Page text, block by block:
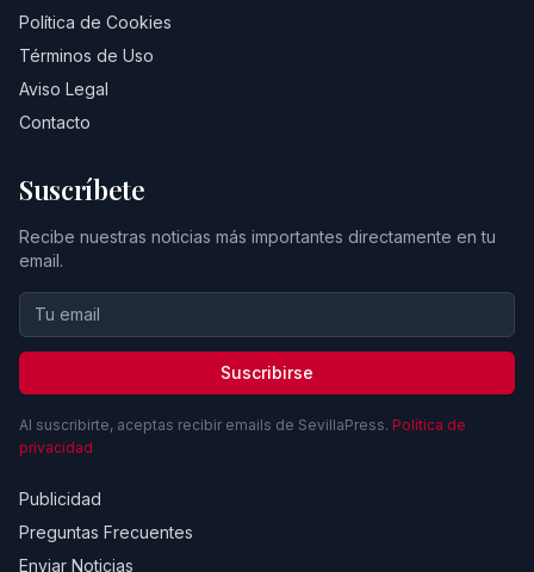
Política de Cookies
Términos de Uso
Aviso Legal
Contacto
Suscríbete
Recibe nuestras noticias más importantes directamente en tu
email.
Suscribirse
Al suscribirte, aceptas recibir emails de SevillaPress. Política de
privacidad
Publicidad
Preguntas Frecuentes
Enviar Noticias